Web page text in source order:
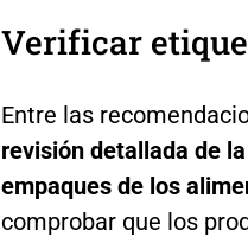
Verificar
Entre las
revisión detallada de
empaques de los
comprobar que los